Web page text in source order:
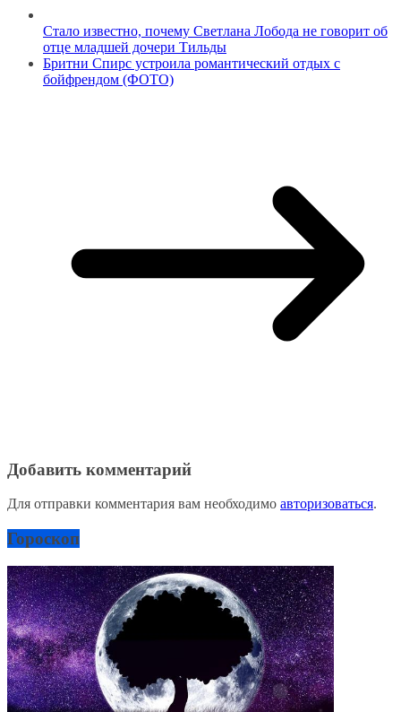
Стало известно, почему Светлана Лобода не говорит об
отце младшей дочери Тильды
Бритни Спирс устроила романтический отдых с
бойфрендом (ФОТО)
Добавить комментарий
Для отправки комментария вам необходимо авторизоваться.
Гороскоп